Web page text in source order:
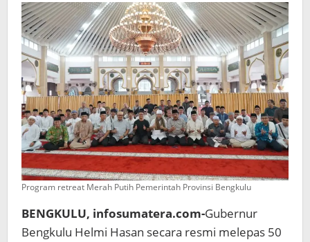
dan
Sosial
guna
Hadapi
Tantangan
sekaligus
Potensi
Bencana
Program retreat Merah Putih Pemerintah Provinsi Bengkulu
BENGKULU, infosumatera.com-Gubernur
Bengkulu Helmi Hasan secara resmi melepas 50